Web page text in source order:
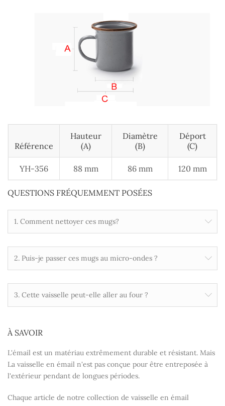
Référence
Hauteur
(A)
Diamètre
(B)
Déport
(C)
YH-356 88 mm 86 mm 120 mm
QUESTIONS FRÉQUEMMENT POSÉES
1. Comment nettoyer ces mugs?
2. Puis-je passer ces mugs au micro-ondes ?
3. Cette vaisselle peut-elle aller au four ?
À SAVOIR
L'émail est un matériau extrêmement durable et résistant. Mais
La vaisselle en émail n'est pas conçue pour être entreposée à
l'extérieur pendant de longues périodes.
Chaque article de notre collection de vaisselle en émail